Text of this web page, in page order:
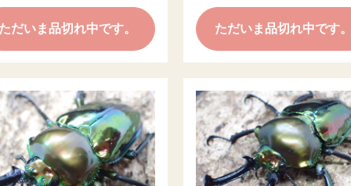
だいま品切れ中です。 ただいま品切れ中です